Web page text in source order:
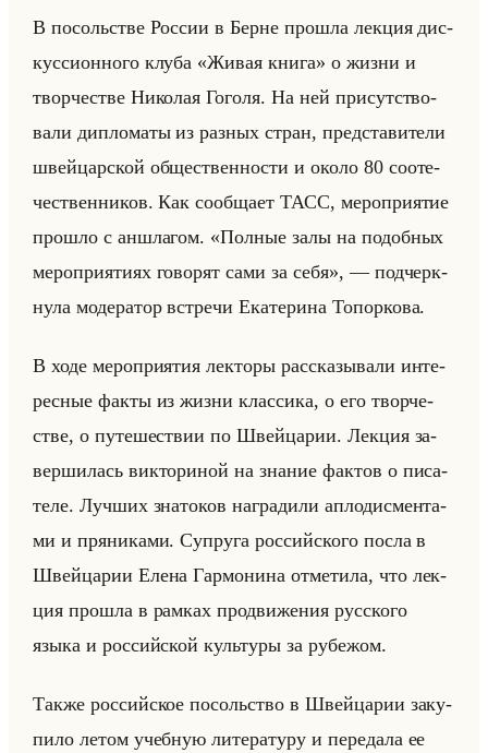
В по­сольстве Рос­сии в Берне про­шла лек­ция дис­
кус­си­он­но­го клуба «Живая книга» о жизни и
твор­че­стве Ни­ко­лая Го­го­ля. На ней при­сут­ство­
ва­ли ди­пло­ма­ты из раз­ных стран, пред­ста­ви­те­ли
швейцар­ской об­ще­ствен­но­сти и около 80 со­оте­
че­ствен­ни­ков. Как со­об­ща­ет ТАСС, ме­ро­при­ятие
про­шло с ан­шла­гом. «Полные залы на подобных
мероприятиях говорят сами за себя», — под­черк­
ну­ла мо­де­ра­тор встре­чи Ека­те­ри­на То­пор­ко­ва.
В ходе ме­ро­при­ятия лек­то­ры рас­ска­зы­ва­ли ин­те­
рес­ные факты из жизни клас­си­ка, о его твор­че­
стве, о пу­те­ше­ствии по Швейца­рии. Лек­ция за­
вер­ши­лась вик­то­ри­ной на зна­ние фак­тов о пи­са­
те­ле. Луч­ших зна­то­ков на­гра­ди­ли ап­ло­дис­мен­та­
ми и пря­ни­ка­ми. Су­пру­га рос­сийско­го посла в
Швейца­рии Елена Гар­мо­ни­на от­ме­ти­ла, что лек­
ция про­шла в рам­ках про­дви­же­ния рус­ско­го
языка и рос­сийской культу­ры за ру­бе­жом.
Также рос­сийское по­сольство в Швейца­рии за­ку­
пи­ло летом учеб­ную ли­те­ра­ту­ру и пе­ре­да­ла ее